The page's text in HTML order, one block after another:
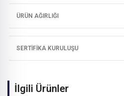
ÜRÜN AĞIRLIĞI
SERTIFIKA KURULUŞU
İlgili Ürünler